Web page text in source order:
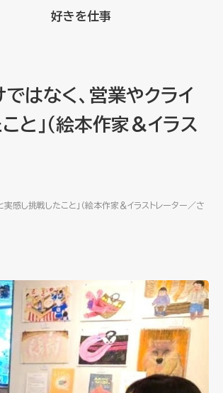
好きを仕事
はなく、営業やクライ
と」（絵本作家＆イラス
感し挑戦したこと」（絵本作家＆イラストレーター／さ